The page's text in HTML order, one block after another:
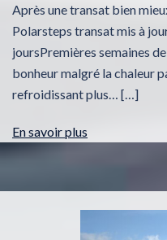
Après une transat bien
Polarsteps transat mis à
joursPremières semaines
bonheur malgré la chaleur
refroidissant plus… […]
En savoir plus